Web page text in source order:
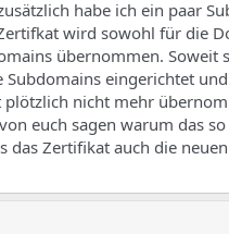
habe ich ein paar
wird sowohl für die
übernommen. Soweit
Subdomains eingerichtet
nicht mehr
euch sagen warum das
das Zertifikat auch die